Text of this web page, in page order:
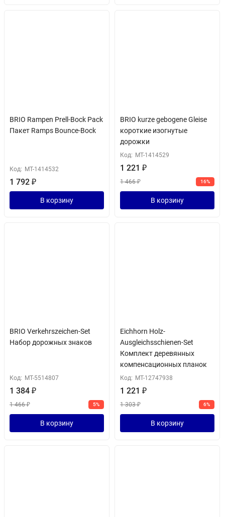
BRIO Rampen Prell-Bock Pack
Пакет Ramps Bounce-Bock
Код: MT-1414532
1 792 ₽
В корзину
BRIO kurze gebogene Gleise
короткие изогнутые
дорожки
Код: MT-1414529
1 221 ₽
1 466₽ 16%
В корзину
BRIO Verkehrszeichen-Set
Набор дорожных знаков
Код: MT-5514807
1 384 ₽
1 466₽ 5%
В корзину
Eichhorn Holz-
Ausgleichsschienen-Set
Комплект деревянных
компенсационных планок
Код: MT-12747938
1 221 ₽
1 303₽ 6%
В корзину